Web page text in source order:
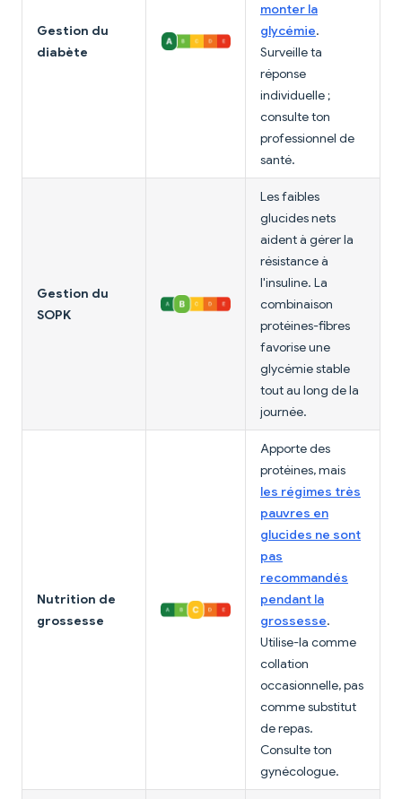
Gestion du
diabète
monter la
glycémie.
Surveille ta
réponse
individuelle ;
consulte ton
professionnel de
santé.
Gestion du
SOPK
Les faibles
glucides nets
aident à gérer la
résistance à
l'insuline. La
combinaison
protéines-fibres
favorise une
glycémie stable
tout au long de la
journée.
Nutrition de
grossesse
Apporte des
protéines, mais
les régimes très
pauvres en
glucides ne sont
pas
recommandés
pendant la
grossesse.
Utilise-la comme
collation
occasionnelle, pas
comme substitut
de repas.
Consulte ton
gynécologue.